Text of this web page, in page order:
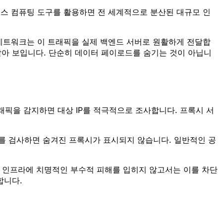
퓨팅 도구를 활용하면 전 세계적으로 분산된 대규모 인
워크는 이 트래픽을 실제 백엔드 서버로 원활하게 전달합
보입니다. 단순히 데이터 페이로드를 숨기는 것이 아닙니
을 감지하면 대상 IP를 적극적으로 조사합니다. 프록시 서
검사하면 숨겨진 프록시가 표시되지 않습니다. 일반적인 공
프라에 치명적인 부수적 피해를 입히지 않고서는 이를 차단
니다.